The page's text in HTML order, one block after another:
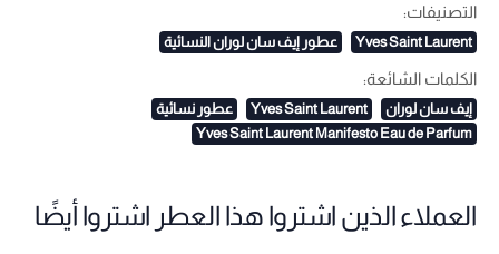
التصنيفات:
Yves Saint Laurent عطور إيف سان لوران النسائية
الكلمات الشائعة:
إيف سان لوران Yves Saint Laurent
عطور نسائية
Yves Saint Laurent Manifesto Eau de Parfum
العملاء الذين اشتروا هذا العطر اشتروا أيضًا